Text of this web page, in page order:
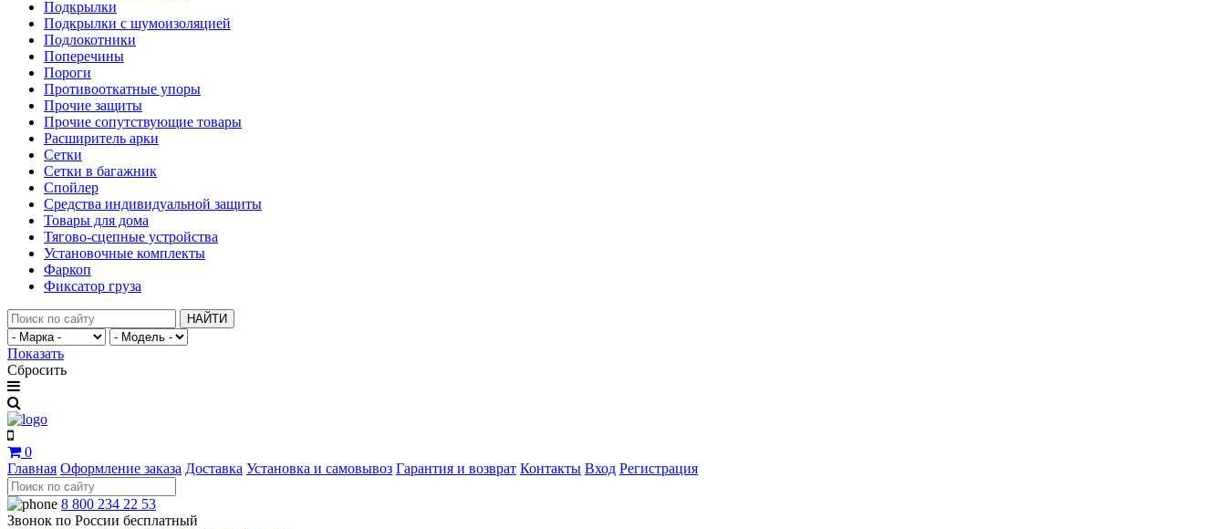
Подкрылки
Подкрылки с шумоизоляцией
Подлокотники
Поперечины
Пороги
Противооткатные упоры
Прочие защиты
Прочие сопутствующие товары
Расширитель арки
Сетки
Сетки в багажник
Спойлер
Средства индивидуальной защиты
Товары для дома
Тягово-сцепные устройства
Установочные комплекты
Фаркоп
Фиксатор груза
НАЙТИ
Показать
Сбросить
0
Главная Оформление заказа Доставка Установка и самовывоз Гарантия и возврат Контакты Вход Регистрация
8 800 234 22 53
Звонок по России бесплатный